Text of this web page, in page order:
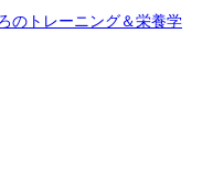
のトレーニング＆栄養学